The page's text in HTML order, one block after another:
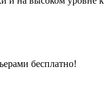
бесплатно!